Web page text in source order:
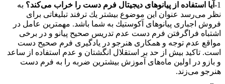
1-آیا استفاده از پیانوهای دیجیتال فرم دست را خراب می‌كند؟ به
نظر می‌رسد عنوان این موضوع بیشتر یك ترفند تبلیغاتی برای
فروش اجباری پیانوهای آكوستیك به شما باشد. مهمترین عامل در
اشتباه فراگرفتن فرم دست عدم تدریس صحیح پیانو و در برخی
مواقع عدم توجه و همكاری هنرجو در یادگیری فرم صحیح دست
است. تاكید بیش از حد بر استقلال انگشتان و عدم استفاده از ساعد
و بازو در اولین ماه‌های آموزش بیشترین ضربه را به فرم دست
هنرجو می‌زند.